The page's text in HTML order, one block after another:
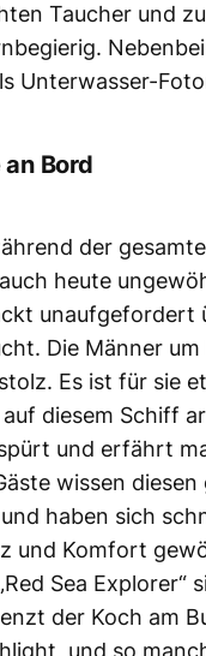
Taucher und
Unterwasser-
an Bord
der
heute
unaufgefordert
Die Männer um
Es ist für sie
diesem Schiff
und erfährt
wissen
haben sich
und Komfort
Sea Explorer“
der Koch am
und so